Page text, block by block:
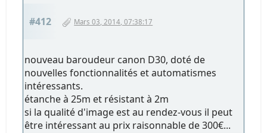
#412 Mars 03, 2014, 07:38:17
nouveau baroudeur canon D30, doté de
nouvelles fonctionnalités et automatismes
intéressants.
étanche à 25m et résistant à 2m
si la qualité d'image est au rendez-vous il peut
être intéressant au prix raisonnable de 300€...